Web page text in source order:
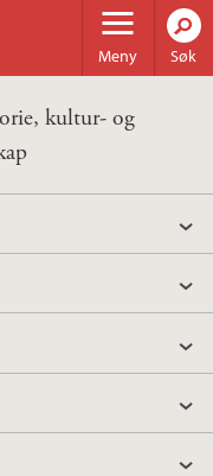
Meny Søk
kultur- og